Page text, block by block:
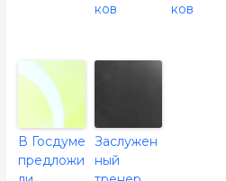
ков
ков
В Госдуме
предложи
Заслужен
ный